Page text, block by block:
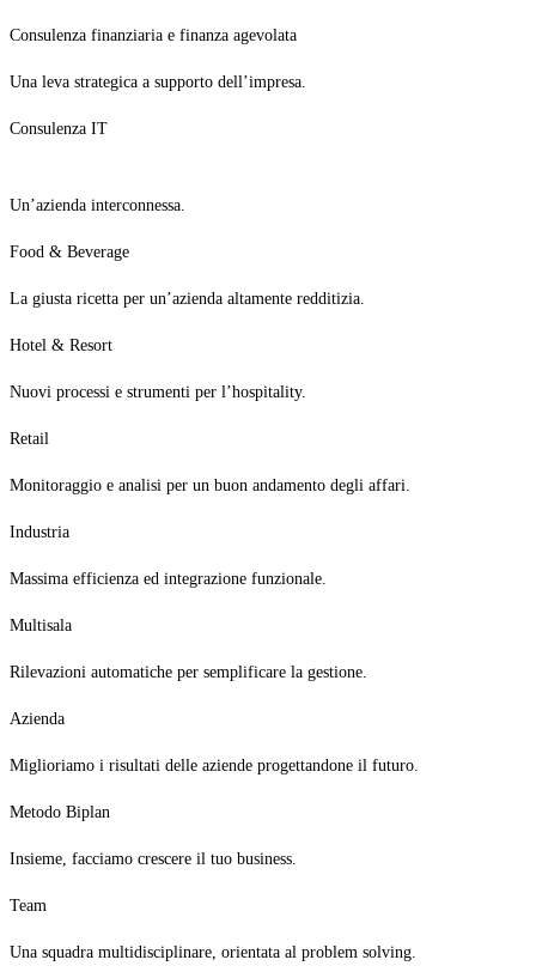
Consulenza finanziaria e finanza agevolata
Una leva strategica a supporto dell’impresa.
Consulenza IT
Un’azienda interconnessa.
Food & Beverage
La giusta ricetta per un’azienda altamente redditizia.
Hotel & Resort
Nuovi processi e strumenti per l’hospitality.
Retail
Monitoraggio e analisi per un buon andamento degli affari.
Industria
Massima efficienza ed integrazione funzionale.
Multisala
Rilevazioni automatiche per semplificare la gestione.
Azienda
Miglioriamo i risultati delle aziende progettandone il futuro.
Metodo Biplan
Insieme, facciamo crescere il tuo business.
Team
Una squadra multidisciplinare, orientata al problem solving.